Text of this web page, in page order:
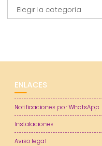
ENLACES
Notificaciones por WhatsApp
Instalaciones
Aviso legal